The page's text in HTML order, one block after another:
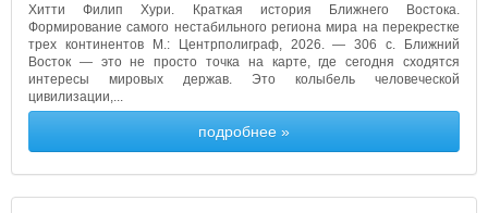
Хитти Филип Хури. Краткая история Ближнего Востока.
Формирование самого нестабильного региона мира на перекрестке
трех континентов М.: Центрполиграф, 2026. — 306 с. Ближний
Восток — это не просто точка на карте, где сегодня сходятся
интересы мировых держав. Это колыбель человеческой
цивилизации,...
подробнее »